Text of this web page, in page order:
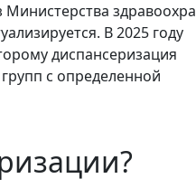
В 2025 году
диспансеризация
с определенной